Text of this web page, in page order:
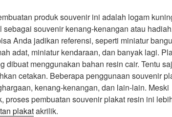
produk souvenir ini adalah logam
souvenir kenang-kenangan atau
Anda jadikan referensi, seperti miniatur
adat, miniatur kendaraan, dan banyak lagi.
dibuat menggunakan bahan resin cair. Tentu
cetakan. Beberapa penggunaan souvenir
kenang-kenangan, dan lain-lain. Meski
proses pembuatan souvenir plakat resin ini
plakatakrilik.